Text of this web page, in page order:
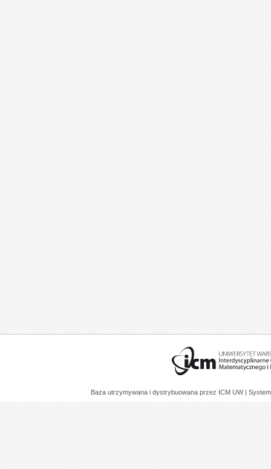
Baza utrzymywana i dystrybuowana przez ICM UW |